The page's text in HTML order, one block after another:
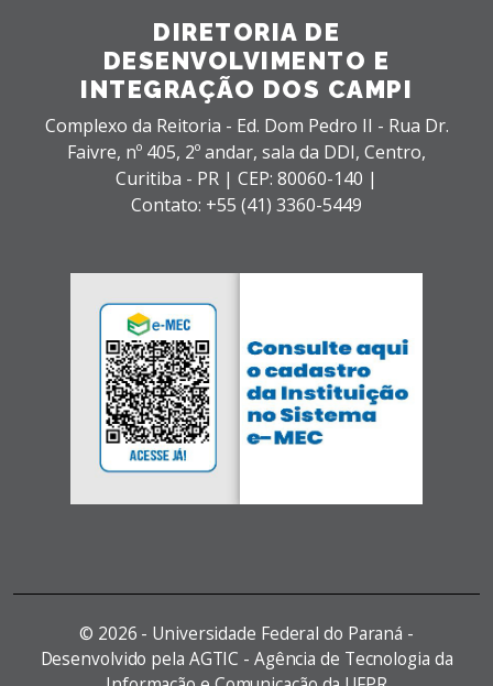
DIRETORIA DE
DESENVOLVIMENTO E
INTEGRAÇÃO DOS CAMPI
Complexo da Reitoria - Ed. Dom Pedro II - Rua Dr.
Faivre, nº 405, 2º andar, sala da DDI, Centro,
Curitiba - PR | CEP: 80060-140 |
Contato: +55 (41) 3360-5449
© 2026 - Universidade Federal do Paraná -
Desenvolvido pela AGTIC - Agência de Tecnologia da